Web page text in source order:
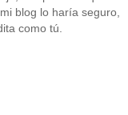
blog lo haría seguro,
como tú.